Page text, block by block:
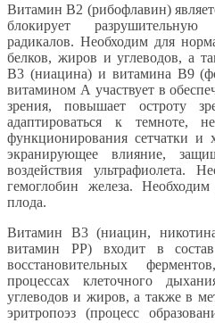
Витамин В2 (рибофлавин)
блокирует разрушительную
радикалов. Необходим для
белков, жиров и углеводов, а
В3 (ниацина) и витамина В9
витамином А участвует в
зрения, повышает остроту
адаптироваться к темноте,
функционирования сетчатки и
экранирующее влияние,
воздействия ультрафиолета.
гемоглобин железа.
плода.
Витамин В3 (ниацин,
витамин РР) входит в состав
восстановительных
процессах клеточного
углеводов и жиров, а также в
эритропоэз (процесс